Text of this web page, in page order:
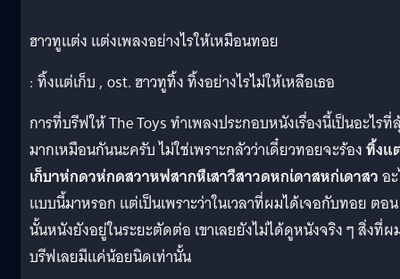
ฮาวทูแต่ง แต่งเพลงอย่างไรให้เหมือนทอย
: ทิ้งแต่เก็บ , ost. ฮาวทูทิ้ง ทิ้งอย่างไรไม่ให้เหลือเธอ
การที่บรีฟให้ The Toys ทำเพลงประกอบหนังเรื่องนี้เป็นอะไรที่
มากเหมือนกันนะครับ ไม่ใช่เพราะกลัวว่าเดี๋ยวทอยจะร้องทิ้งแ
เก็บาห่กดวห่กดสวาหฟสากหืเสาวืสาวดหกเ่ดาสหก่เดาสวอ
แบบนี้มาหรอก แต่เป็นเพราะว่าในเวลาที่ผมได้เจอกับทอย ตอน
นั้นหนังยังอยู่ในระยะตัดต่อ เขาเลยยังไม่ได้ดูหนังจริง ๆ สิ่งที่ผ
บรีฟเลยมีแค่น้อยนิดเท่านั้น